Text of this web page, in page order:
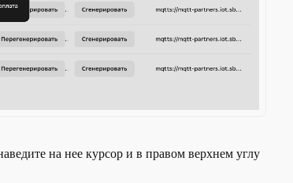
на нее курсор и в правом верхнем углу